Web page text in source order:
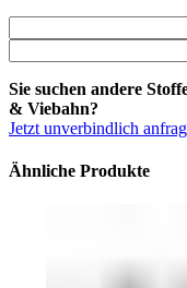
Sie suchen andere
& Viebahn?
Jetzt unverbindlich
Ähnliche Produkte